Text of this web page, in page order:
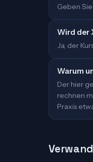
Geben
Wird der
Ja, der
Warum
Der hier
rechnen
Praxis